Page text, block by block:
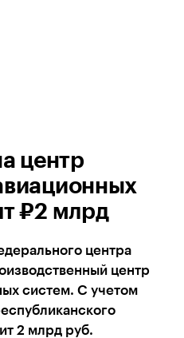
центр
₽2 млрд
центра
центр
систем. С учетом
2 млрд руб.